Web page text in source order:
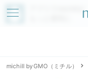
アプリでmichillが
michill byGMO（ミチル）